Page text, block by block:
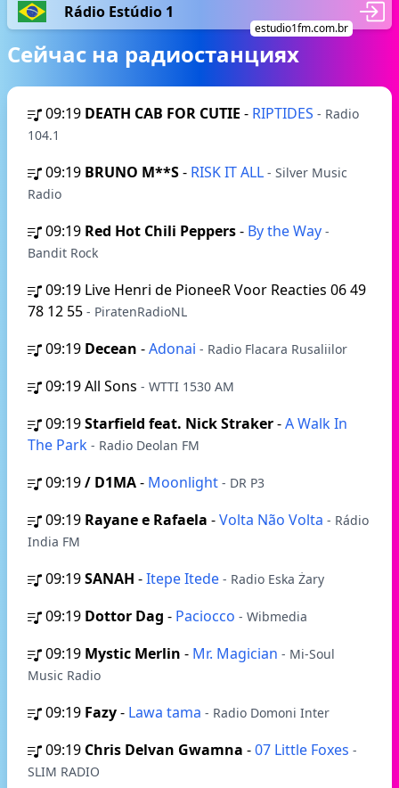
Rádio Estúdio 1
estudio1fm.com.br
Сейчас на радиостанциях
09:19 DEATH CAB FOR CUTIE - RIPTIDES - Radio
104.1
09:19 BRUNO M**S- RISK IT ALL - Silver Music
Radio
09:19 Red Hot Chili Peppers- By the Way -
Bandit Rock
09:19 Live Henri de PioneeR Voor Reacties 06 49
78 12 55 - PiratenRadioNL
09:19 Decean -Adonai - Radio Flacara Rusaliilor
09:19All Sons - WTTI 1530 AM
09:19Starfield feat. Nick Straker-A Walk In
The Park - Radio Deolan FM
09:19/ D1MA- Moonlight - DR P3
09:19 Rayane e Rafaela -Volta Não Volta - Rádio
India FM
09:19SANAH -Itepe Itede - Radio Eska Żary
09:19 Dottor Dag - Paciocco - Wibmedia
09:19 Mystic Merlin - Mr. Magician - Mi-Soul
Music Radio
09:19 Fazy- Lawa tama - Radio Domoni Inter
09:19 Chris Delvan Gwamna -07 Little Foxes -
SLIM RADIO